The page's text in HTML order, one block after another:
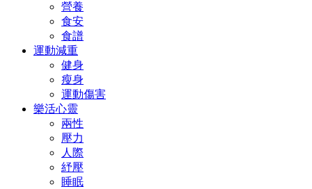
營養
食安
食譜
運動減重
健身
瘦身
運動傷害
樂活心靈
兩性
壓力
人際
紓壓
睡眠